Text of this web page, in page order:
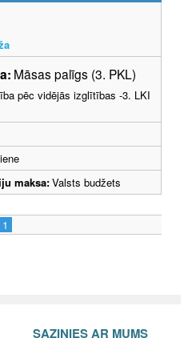
Māsas palīgs (3. PKL)
pēc vidējās izglītības -3. LKI
maksa:Valsts budžets
1
SAZINIES AR MUMS